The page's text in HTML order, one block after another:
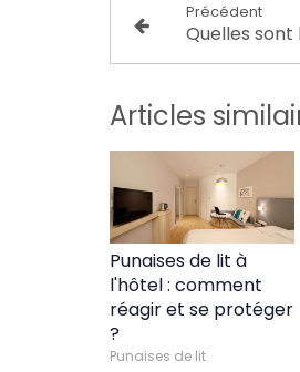
Précédent
Articles
Punaises de lit à
l'hôtel : comment
réagir et se protéger
?
Punaises de lit